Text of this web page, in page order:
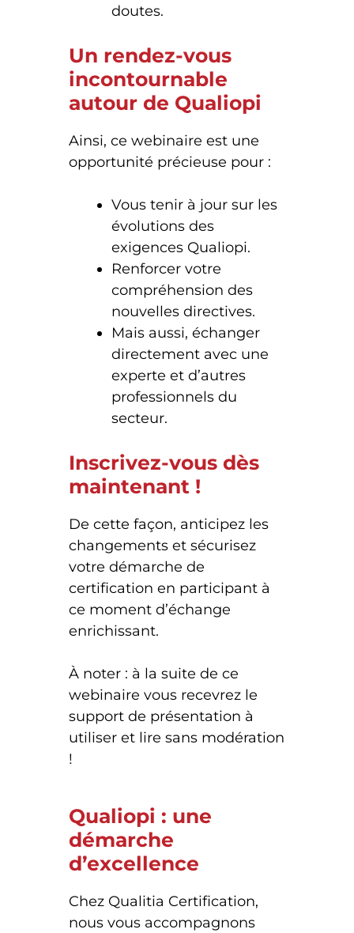
doutes.
Un rendez-vous
incontournable
autour de Qualiopi
Ainsi, ce webinaire est une
opportunité précieuse pour :
Vous tenir à jour sur les
évolutions des
exigences Qualiopi.
Renforcer votre
compréhension des
nouvelles directives.
Mais aussi, échanger
directement avec une
experte et d’autres
professionnels du
secteur.
Inscrivez-vous dès
maintenant !
De cette façon, anticipez les
changements et sécurisez
votre démarche de
certification en participant à
ce moment d’échange
enrichissant.
À noter : à la suite de ce
webinaire vous recevrez le
support de présentation à
utiliser et lire sans modération
!
Qualiopi : une
démarche
d’excellence
Chez Qualitia Certification,
nous vous accompagnons